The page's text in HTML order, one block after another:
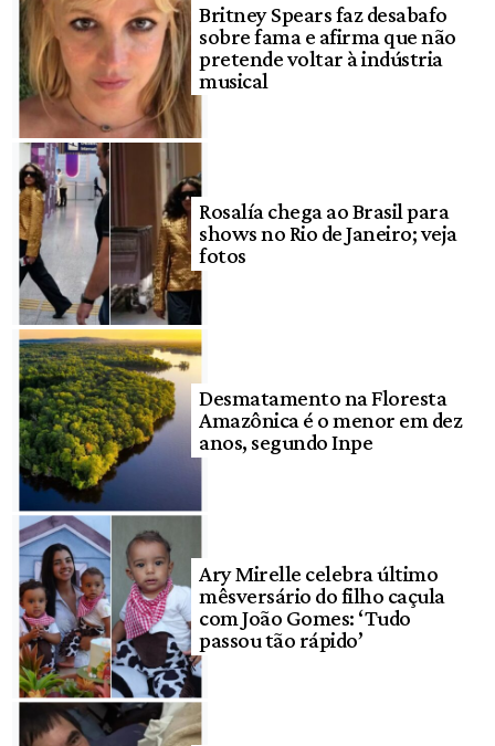
Britney Spears faz desabafo
sobre fama e afirma que não
pretende voltar à indústria
musical
Rosalía chega ao Brasil para
shows no Rio de Janeiro; veja
fotos
Desmatamento na Floresta
Amazônica é o menor em dez
anos, segundo Inpe
Ary Mirelle celebra último
mêsversário do filho caçula
com João Gomes: ‘Tudo
passou tão rápido’